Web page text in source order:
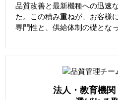
品質改善と最新機種への迅速
た。この積み重ねが、お客様
専門性と、供給体制の礎とな
法人・教育機関